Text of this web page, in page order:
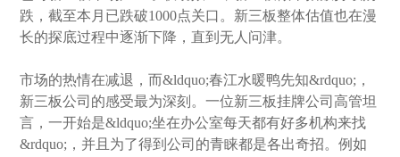
跌，截至本月已跌破1000点关口。新三板整体估值也在漫
长的探底过程中逐渐下降，直到无人问津。
市场的热情在减退，而&ldquo;春江水暖鸭先知&rdquo;，
新三板公司的感受最为深刻。一位新三板挂牌公司高管坦
言，一开始是&ldquo;坐在办公室每天都有好多机构来找
&rdquo;，并且为了得到公司的青睐都是各出奇招。例如